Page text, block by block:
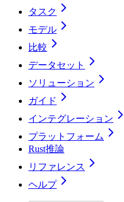
タスク
モデル
比較
データセット
ソリューション
ガイド
インテグレーション
プラットフォーム
Rust推論
リファレンス
ヘルプ